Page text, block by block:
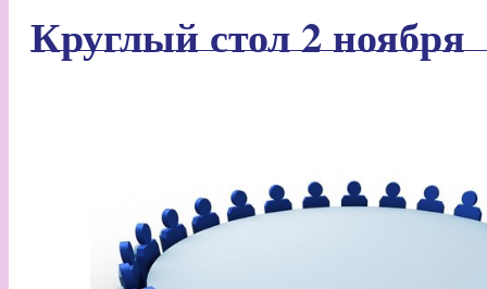
Круглый стол 2 ноября